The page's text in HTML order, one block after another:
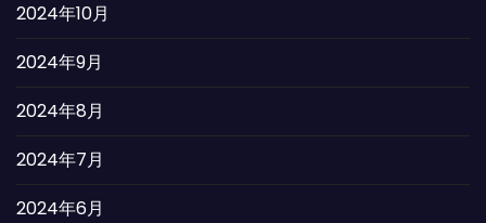
2024年10月
2024年9月
2024年8月
2024年7月
2024年6月